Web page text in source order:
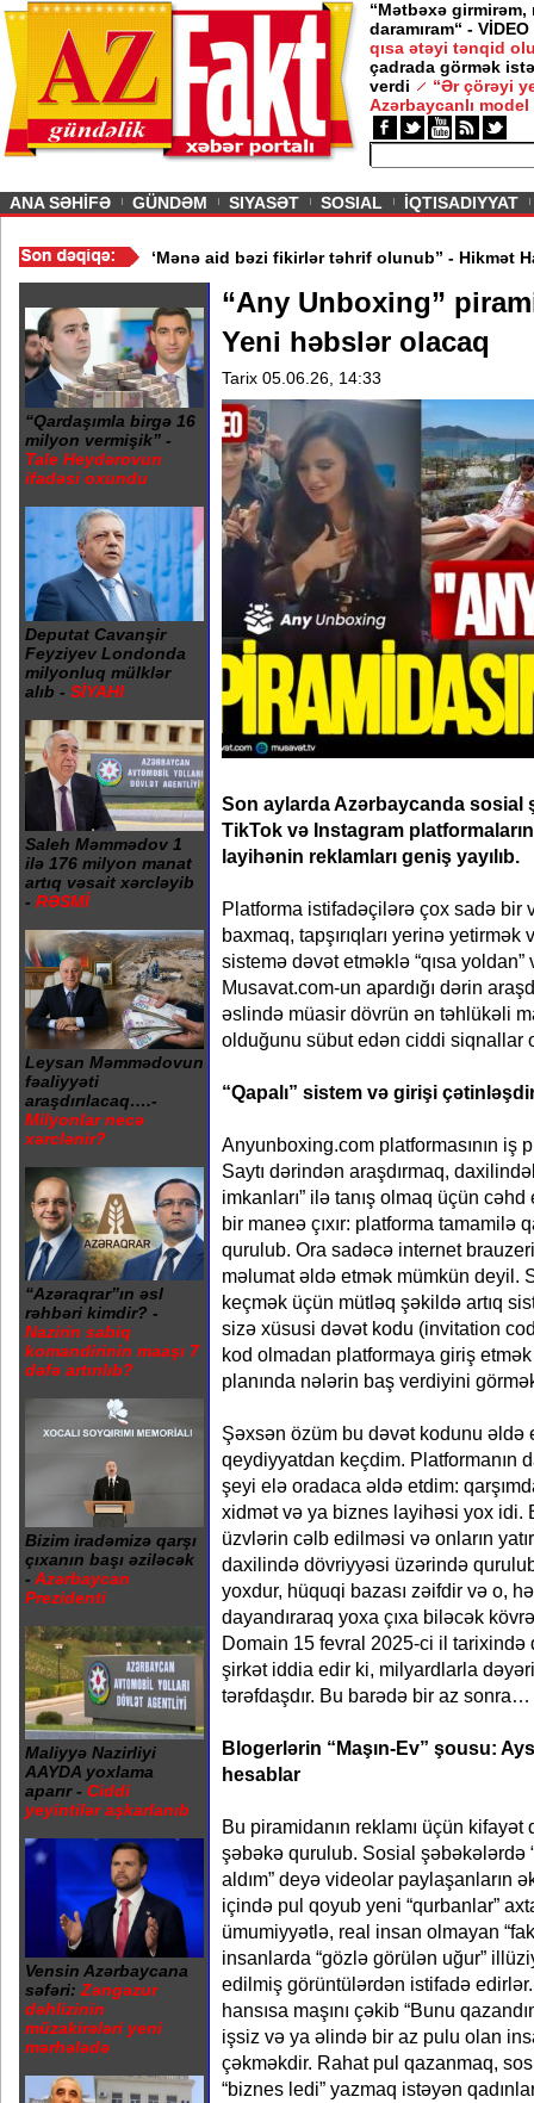
“Mətbəxə girmirəm,
daramıram“ - VİDEO
qısa ətəyi tənqid
çadrada görmək
verdi
“Ər çörəyi
Azərbaycanlı model
ANA SƏHİFƏ GÜNDƏM SIYASƏT SOSIAL İQTISADIYYAT
diqqət etməliyik? - VİDEO/“Mənə aid bəzi fikirlər təhrif olunub”
“Qardaşımla birgə 16
milyon vermişik” -
Tale Heydərovun
ifadəsi oxundu
Deputat Cavanşir
Feyziyev Londonda
milyonluq mülklər
alıb - SİYAHI
Saleh Məmmədov 1
ilə 176 milyon manat
artıq vəsait xərcləyib
- RƏSMİ
Leysan Məmmədovun
fəaliyyəti
araşdırılacaq….-
Milyonlar necə
xərclənir?
“Azəraqrar”ın əsl
rəhbəri kimdir? -
Nazirin sabiq
komandirinin maaşı 7
dəfə artırılıb?
Bizim iradəmizə qarşı
çıxanın başı əziləcək
- Azərbaycan
Prezidenti
Maliyyə Nazirliyi
AAYDA yoxlama
aparır - Ciddi
yeyintilər aşkarlanıb
Vensin Azərbaycana
səfəri: Zəngəzur
dəhlizinin
müzakirələri yeni
mərhələdə
“Any Unboxing”
Yeni həbslər olacaq
Tarix 05.06.26, 14:33
Son aylarda Azərbaycanda sosial
TikTok və Instagram
layihənin reklamları geniş yayılıb.
Platforma istifadəçilərə çox sadə bir
baxmaq, tapşırıqları yerinə yetirmək
sistemə dəvət etməklə “qısa
Musavat.com-un apardığı dərin
əslində müasir dövrün ən təhlükəli
olduğunu sübut edən ciddi siqnallar
“Qapalı” sistem və girişi
Anyunboxing.com platformasının iş
Saytı dərindən araşdırmaq,
imkanları” ilə tanış olmaq üçün
bir maneə çıxır: platforma tamamilə
qurulub. Ora sadəcə internet
məlumat əldə etmək mümkün deyil.
keçmək üçün mütləq şəkildə artıq
sizə xüsusi dəvət kodu (invitation
kod olmadan platformaya giriş
planında nələrin baş verdiyini
Şəxsən özüm bu dəvət kodunu
qeydiyyatdan keçdim. Platformanın
şeyi elə oradaca əldə etdim:
xidmət və ya biznes layihəsi yox idi.
üzvlərin cəlb edilməsi və onların
daxilində dövriyyəsi üzərində
yoxdur, hüquqi bazası zəifdir və o,
dayandıraraq yoxa çıxa biləcək
Domain 15 fevral 2025-ci il
şirkət iddia edir ki, milyardlarla
tərəfdaşdır. Bu barədə bir az sonra…
Blogerlərin “Maşın-Ev” şousu:
hesablar
Bu piramidanın reklamı üçün
şəbəkə qurulub. Sosial şəbəkələrdə
aldım” deyə videolar paylaşanların
içində pul qoyub yeni “qurbanlar”
ümumiyyətlə, real insan olmayan
insanlarda “gözlə görülən uğur”
edilmiş görüntülərdən istifadə
hansısa maşını çəkib “Bunu
işsiz və ya əlində bir az pulu olan
çəkməkdir. Rahat pul qazanmaq,
“biznes ledi” yazmaq istəyən